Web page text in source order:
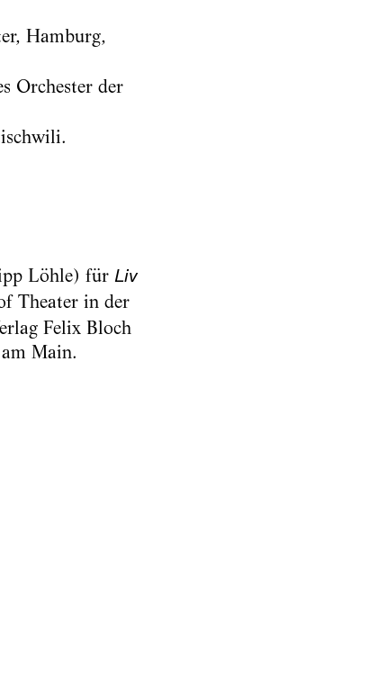
Hamburg,
Orchester der
Löhle) für Liv
Theater in der
Felix Bloch
Main.